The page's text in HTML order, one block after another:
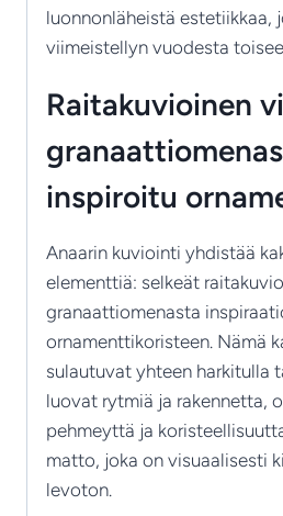
luonnonläheistä estetiikkaa,
viimeistellyn vuodesta
Raitakuvioinen
inspiroitu
Anaarin kuviointi yhdistää
elementtiä: selkeät
granaattiomenasta
ornamenttikoristeen. Nämä
sulautuvat yhteen harkitulla
luovat rytmiä ja rakennetta,
pehmeyttä ja
matto, joka on visuaalisesti
levoton.